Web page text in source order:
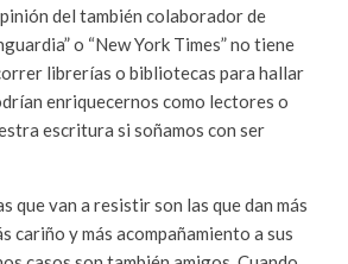
del también colaborador de
o “New York Times” no tiene
librerías o bibliotecas para hallar
enriquecernos como lectores o
escritura si soñamos con ser
que van a resistir son las que dan más
cariño y más acompañamiento a sus